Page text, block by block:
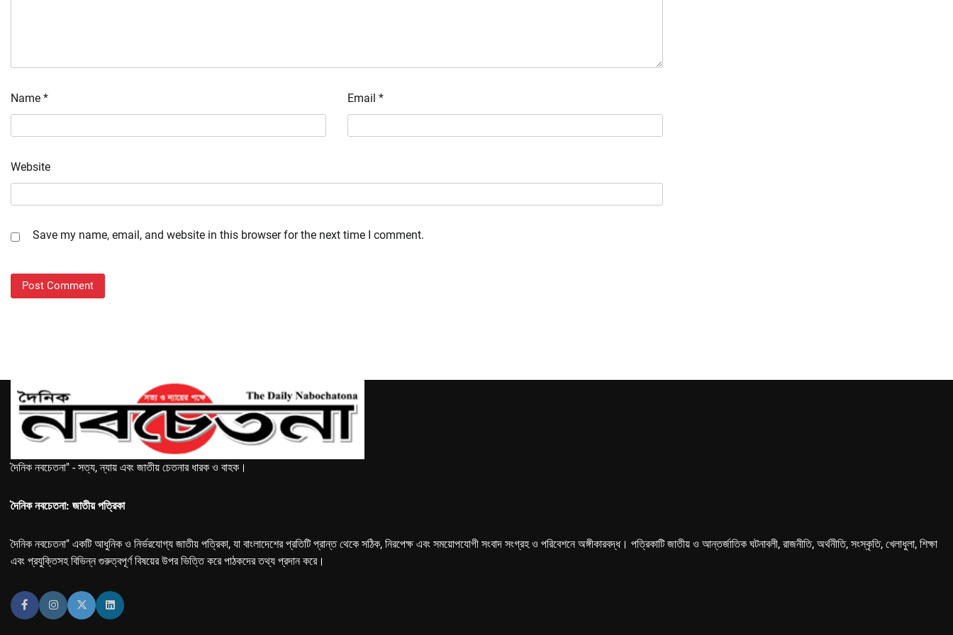
Name * Email *
Website
Save my name, email, and website in this browser for the next time I comment.
দৈনিক নবচেতনা" - সত্য, ন্যায় এবং জাতীয় চেতনার ধারক ও বাহক।
দৈনিক নবচেতনা: জাতীয় পত্রিকা
দৈনিক নবচেতনা" একটি আধুনিক ও নির্ভরযোগ্য জাতীয় পত্রিকা, যা বাংলাদেশের প্রতিটি প্রান্ত থেকে সঠিক, নিরপেক্ষ এবং সময়োপযোগী সংবাদ সংগ্রহ ও পরিবেশনে অঙ্গীকারবদ্ধ। পত্রিকাটি জাতীয় ও আন্তর্জাতিক ঘটনাবলী, রাজনীতি, অর্থনীতি, সংস্কৃতি, খেলাধুলা, শিক্ষা
এবং প্রযুক্তিসহ বিভিন্ন গুরুত্বপূর্ণ বিষয়ের উপর ভিত্তি করে পাঠকদের তথ্য প্রদান করে।